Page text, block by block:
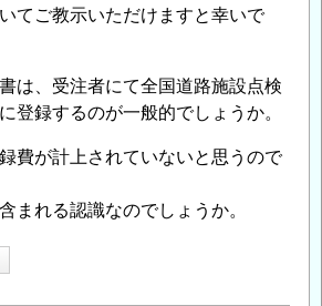
てご教示いただけますと幸いで
は、受注者にて全国道路施設点検
登録するのが一般的でしょうか。
費が計上されていないと思うので
まれる認識なのでしょうか。